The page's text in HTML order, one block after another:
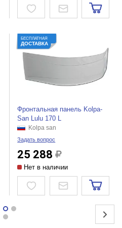
БЕСПЛАТНАЯ
ДОСТАВКА
Фронтальная панель Kolpa-
San Lulu 170 L
Kolpa san
Задать вопрос
25 288
Нет в наличии